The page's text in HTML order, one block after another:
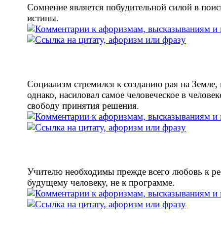
Сомнение является побудительной силой в
истины.
Социализм стремился к созданию рая на Земле,
однако, насиловал самое человеческое в
свободу принятия решения.
Учителю необходимы прежде всего любовь к
будущему человеку, не к программе.